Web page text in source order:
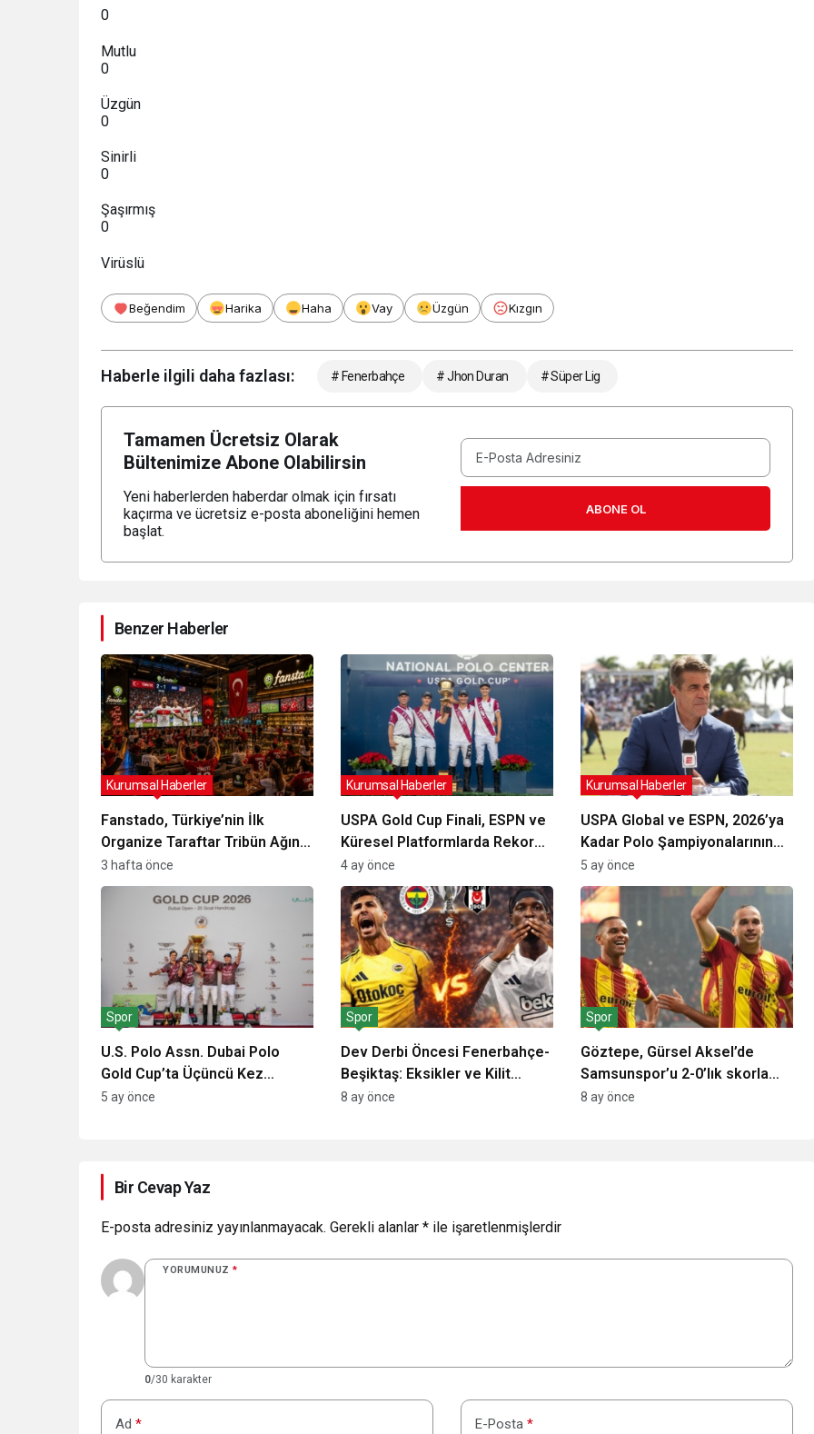
0
Mutlu
0
Üzgün
0
Sinirli
0
Şaşırmış
0
Virüslü
Beğendim Harika Haha Vay Üzgün Kızgın
Haberle ilgili daha fazlası: # Fenerbahçe # Jhon Duran # Süper Lig
Tamamen Ücretsiz Olarak
Bültenimize Abone Olabilirsin
Yeni haberlerden haberdar olmak için fırsatı
kaçırma ve ücretsiz e-posta aboneliğini hemen
başlat.
ABONE OL
Benzer Haberler
Fanstado, Türkiye’nin İlk
Organize Taraftar Tribün Ağını
Kuruyor: İşletmeler İçin
Başvurular Açıldı
Kurumsal Haberler
3 hafta önce
USPA Gold Cup Finali, ESPN ve
Küresel Platformlarda Rekor
İzleyici Kitlesine Ulaştı
Kurumsal Haberler
4 ay önce
USPA Global ve ESPN, 2026’ya
Kadar Polo Şampiyonalarının
Yayın Hakları İçin Anlaşmasını
Genişletti
Kurumsal Haberler
5 ay önce
U.S. Polo Assn. Dubai Polo
Gold Cup’ta Üçüncü Kez
Sponsor Oldu: Neden Önemli?
Spor
5 ay önce
Dev Derbi Öncesi Fenerbahçe-
Beşiktaş: Eksikler ve Kilit
Noktalar
Spor
8 ay önce
Göztepe, Gürsel Aksel’de
Samsunspor’u 2-0’lık skorla
geçerek 2025’i galibiyetle
Spor
8 ay önce
Bir Cevap Yaz
E-posta adresiniz yayınlanmayacak. Gerekli alanlar * ile işaretlenmişlerdir
YORUMUNUZ *
0/30 karakter
Ad * E-Posta *